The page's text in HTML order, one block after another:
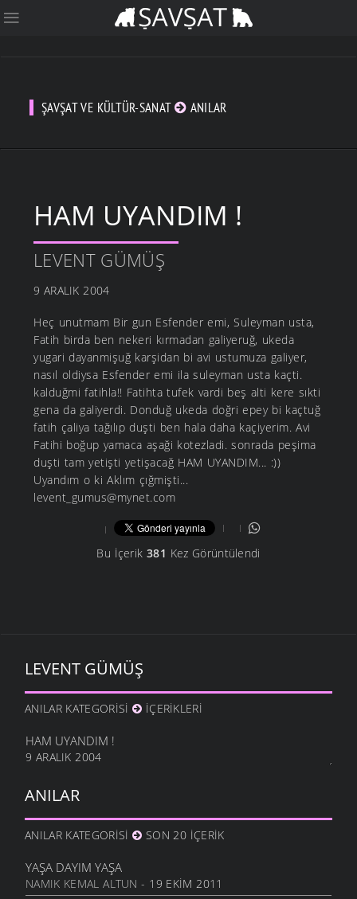
ŞAVŞAT VE KÜLTÜR-SANAT ANILAR
HAM UYANDIM !
LEVENT GÜMÜŞ
9 ARALIK 2004
Heç unutmam Bir gun Esfender emi, Suleyman usta,
Fatih birda ben nekeri kırmadan galiyeruğ, ukeda
yugari dayanmişuğ karşidan bi avi ustumuza galiyer,
nasıl oldiysa Esfender emi ila suleyman usta kaçti.
kalduğmi fatihla!! Fatihta tufek vardi beş alti kere sıkti
gena da galiyerdi. Donduğ ukeda doğri epey bi kaçtuğ
fatih çaliya tağılıp duşti ben hala daha kaçiyerim. Avi
Fatihi boğup yamaca aşaği kotezladi. sonrada peşima
duşti tam yetişti yetişacağ HAM UYANDIM... :))
Uyandım o ki Aklım çığmişti...
levent_gumus@mynet.com
Bu İçerik 381 Kez Görüntülendi
LEVENT GÜMÜŞ
ANILAR KATEGORISI İÇERIKLERI
HAM UYANDIM !
9 ARALIK 2004
ANILAR
ANILAR KATEGORISI SON 20 İÇERIK
YAŞA DAYIM YAŞA
NAMIK KEMAL ALTUN - 19 EKIM 2011